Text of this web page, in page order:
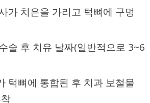
가 치은을 가리고 턱뼈에 구멍
술 후 치유 날짜(일반적으로 3~6
턱뼈에 통합된 후 치과 보철물